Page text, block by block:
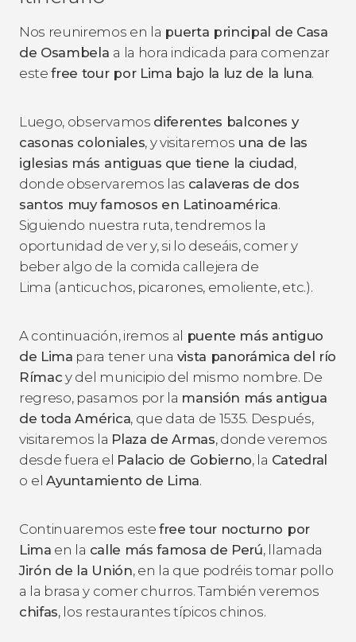
Nos reuniremos en la puerta principal de Casa
de Osambela a la hora indicada para comenzar
estefree tour por Lima bajo la luz de la luna.
Luego, observamos diferentes balcones y
casonas coloniales, y visitaremos una de las
iglesias más antiguas que tiene la ciudad,
donde observaremos las calaveras de dos
santos muy famosos en Latinoamérica.
Siguiendo nuestra ruta, tendremos la
oportunidad de ver y, si lo deseáis, comer y
beber algo de la comida callejera de
Lima (anticuchos, picarones, emoliente, etc.).
A continuación, iremos al puente más antiguo
de Lima para tener una vista panorámica del río
Rímac y del municipio del mismo nombre. De
regreso, pasamos por la mansión más antigua
de toda América, que data de 1535. Después,
visitaremos la Plaza de Armas, donde veremos
desde fuera el Palacio de Gobierno, la Catedral
o elAyuntamiento de Lima.
Continuaremos este free tour nocturno por
Lima en la calle más famosa de Perú, llamada
Jirón de la Unión, en la que podréis tomar pollo
a la brasa y comer churros. También veremos
chifas, los restaurantes típicos chinos.